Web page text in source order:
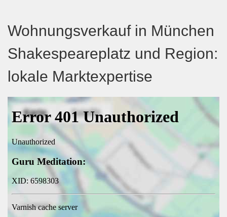
Wohnungsverkauf in München
Shakespeareplatz und Region:
lokale Marktexpertise